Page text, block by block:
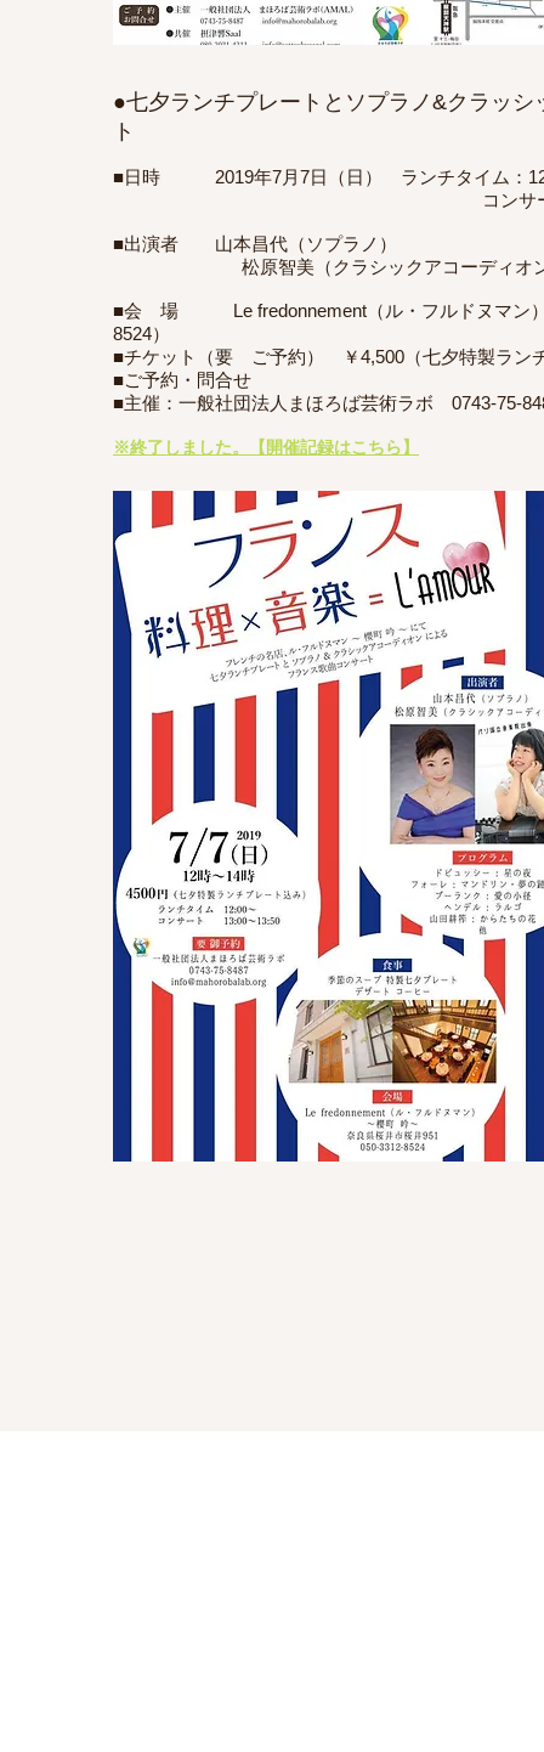
●七夕ランチプレートとソプラノ&クラッ
ト
■日時 2019年7月7日（日） ランチタイム：
コンサート ：13時
■出演者 山本昌代（ソプラノ）
松原智美（クラシックアコーディオ
■会 場 Le fredonnement（ル・フルドヌマン）
8524）
■チケット（要 ご予約） ￥4,500（七夕特製ラン
■ご予約・問合せ
■主催：一般社団法人まほろば芸術ラボ 0743-75-
※終了しました。【開催記録はこちら】